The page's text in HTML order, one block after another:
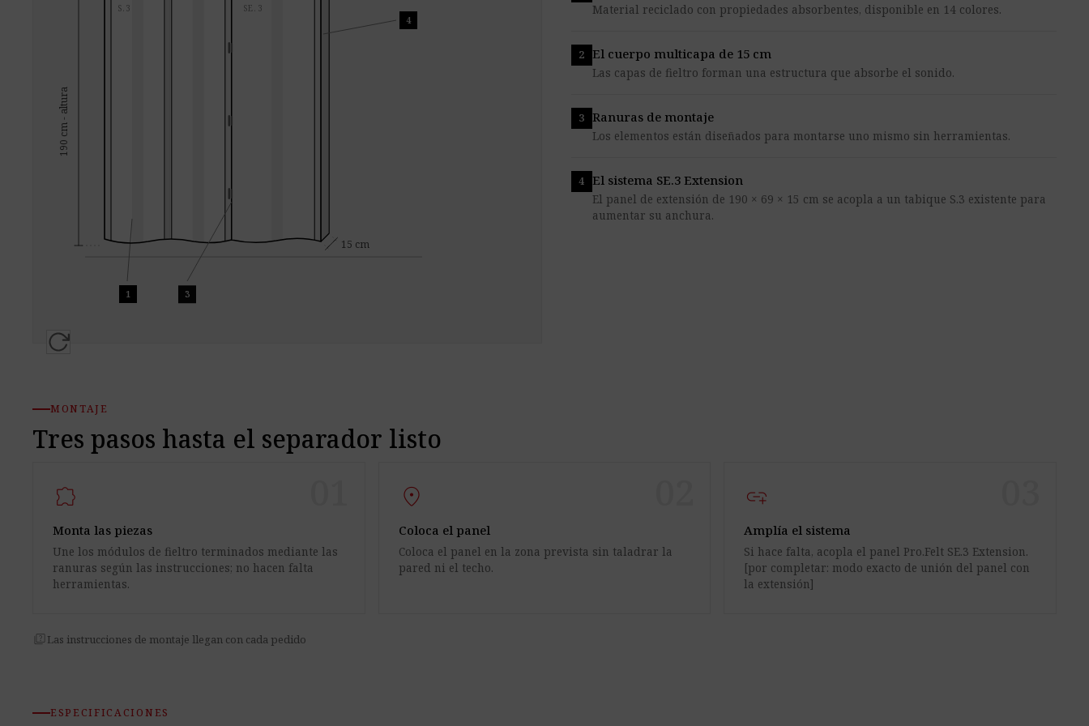
190 cm - altura
S.3
1
SE.3
3
15 cm
4
Material reciclado con propiedades absorbentes, disponible en 14 colores.
El cuerpo multicapa de 15 cm
Las capas de fieltro forman una estructura que absorbe el sonido.
Ranuras de montaje
Los elementos están diseñados para montarse uno mismo sin herramientas.
El sistema SE.3 Extension
El panel de extensión de 190 × 69 × 15 cm se acopla a un tabique S.3 existente para
aumentar su anchura.
MONTAJE
Tres pasos hasta el separador listo
extension
Monta las piezas
Une los módulos de fieltro terminados mediante las
ranuras según las instrucciones; no hacen falta
herramientas.
place
Coloca el panel
Coloca el panel en la zona prevista sin taladrar la
pared ni el techo.
add_link
Amplía el sistema
Si hace falta, acopla el panel Pro.Felt SE.3 Extension.
[por completar: modo exacto de unión del panel con
la extensión]
quiz Las instrucciones de montaje llegan con cada pedido
ESPECIFICACIONES